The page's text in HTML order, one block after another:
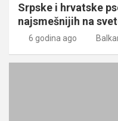
Srpske i hrvatske
najsmešnijih na
6 godina ago